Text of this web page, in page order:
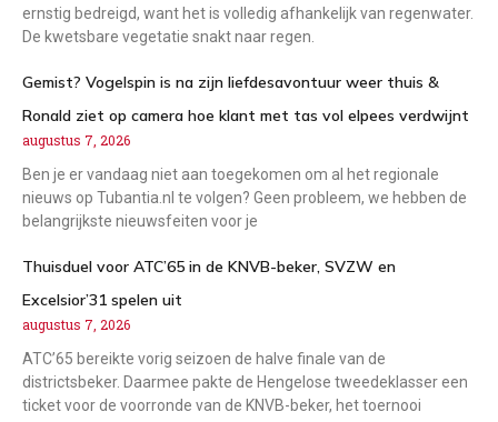
ernstig bedreigd, want het is volledig afhankelijk van regenwater.
De kwetsbare vegetatie snakt naar regen.
Gemist? Vogelspin is na zijn liefdesavontuur weer thuis &
Ronald ziet op camera hoe klant met tas vol elpees verdwijnt
augustus 7, 2026
Ben je er vandaag niet aan toegekomen om al het regionale
nieuws op Tubantia.nl te volgen? Geen probleem, we hebben de
belangrijkste nieuwsfeiten voor je
Thuisduel voor ATC’65 in de KNVB-beker, SVZW en
Excelsior’31 spelen uit
augustus 7, 2026
ATC’65 bereikte vorig seizoen de halve finale van de
districtsbeker. Daarmee pakte de Hengelose tweedeklasser een
ticket voor de voorronde van de KNVB-beker, het toernooi